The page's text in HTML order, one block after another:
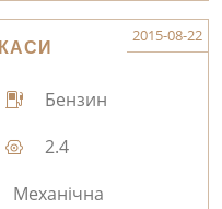
2015-08-22
Бензин
2.4
Механічна